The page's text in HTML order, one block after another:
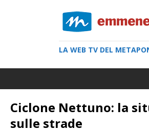
LA WEB TV DEL
Ciclone Nettuno: la
sulle strade